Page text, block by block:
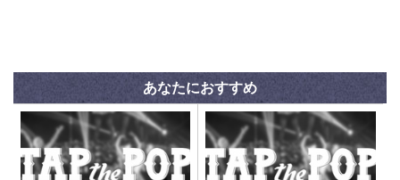
あなたにおすすめ